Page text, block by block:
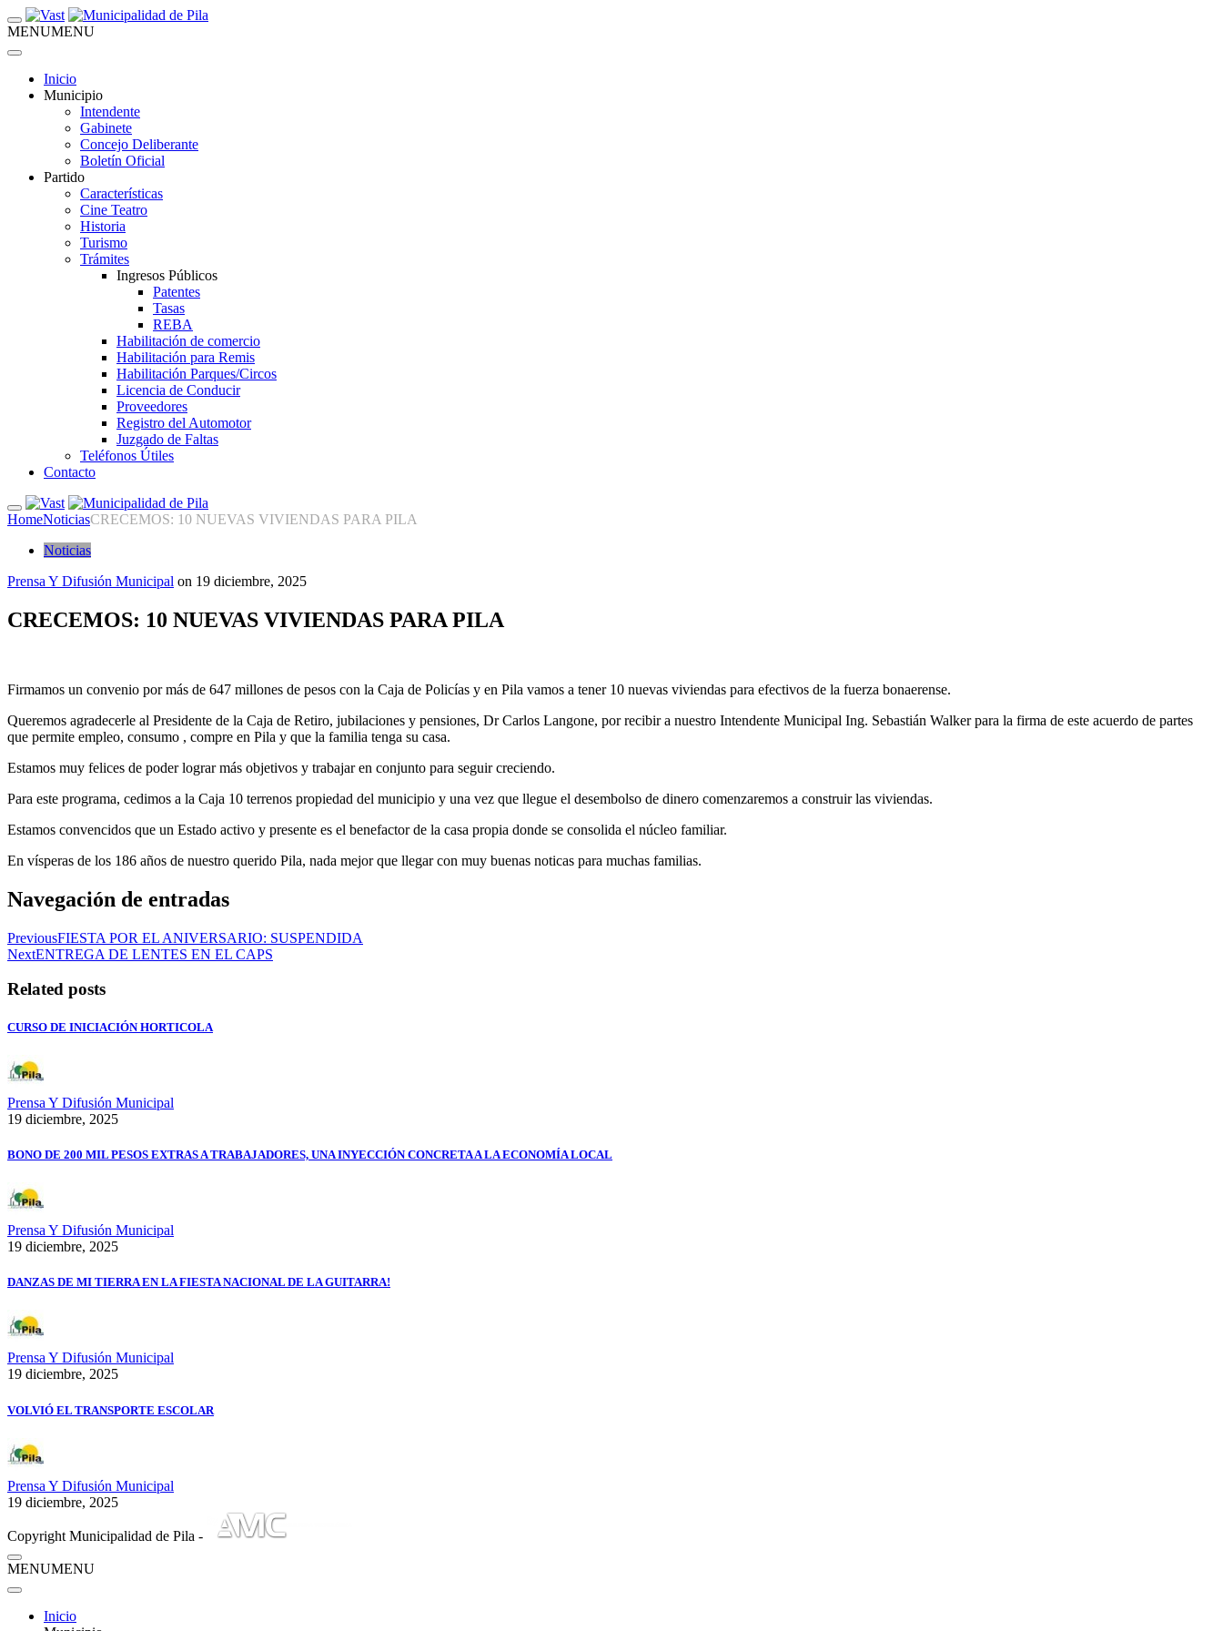
MENUMENU
Inicio
Municipio
Intendente
Gabinete
Concejo Deliberante
Boletín Oficial
Partido
Características
Cine Teatro
Historia
Turismo
Trámites
Ingresos Públicos
Patentes
Tasas
REBA
Habilitación de comercio
Habilitación para Remis
Habilitación Parques/Circos
Licencia de Conducir
Proveedores
Registro del Automotor
Juzgado de Faltas
Teléfonos Útiles
Contacto
HomeNoticiasCRECEMOS: 10 NUEVAS VIVIENDAS PARA PILA
Noticias
Prensa Y Difusión Municipal on 19 diciembre, 2025
CRECEMOS: 10 NUEVAS VIVIENDAS PARA PILA
Firmamos un convenio por más de 647 millones de pesos con la Caja de Policías y en Pila vamos a tener 10 nuevas viviendas para efectivos de la fuerza bonaerense.
Queremos agradecerle al Presidente de la Caja de Retiro, jubilaciones y pensiones, Dr Carlos Langone, por recibir a nuestro Intendente Municipal Ing. Sebastián Walker para la firma de este acuerdo de partes
que permite empleo, consumo , compre en Pila y que la familia tenga su casa.
Estamos muy felices de poder lograr más objetivos y trabajar en conjunto para seguir creciendo.
Para este programa, cedimos a la Caja 10 terrenos propiedad del municipio y una vez que llegue el desembolso de dinero comenzaremos a construir las viviendas.
Estamos convencidos que un Estado activo y presente es el benefactor de la casa propia donde se consolida el núcleo familiar.
En vísperas de los 186 años de nuestro querido Pila, nada mejor que llegar con muy buenas noticas para muchas familias.
Navegación de entradas
PreviousFIESTA POR EL ANIVERSARIO: SUSPENDIDA
NextENTREGA DE LENTES EN EL CAPS
Related posts
CURSO DE INICIACIÓN HORTICOLA
Prensa Y Difusión Municipal
19 diciembre, 2025
BONO DE 200 MIL PESOS EXTRAS A TRABAJADORES, UNA INYECCIÓN CONCRETA A LA ECONOMÍA LOCAL
Prensa Y Difusión Municipal
19 diciembre, 2025
DANZAS DE MI TIERRA EN LA FIESTA NACIONAL DE LA GUITARRA!
Prensa Y Difusión Municipal
19 diciembre, 2025
VOLVIÓ EL TRANSPORTE ESCOLAR
Prensa Y Difusión Municipal
19 diciembre, 2025
Copyright Municipalidad de Pila -
MENUMENU
Inicio